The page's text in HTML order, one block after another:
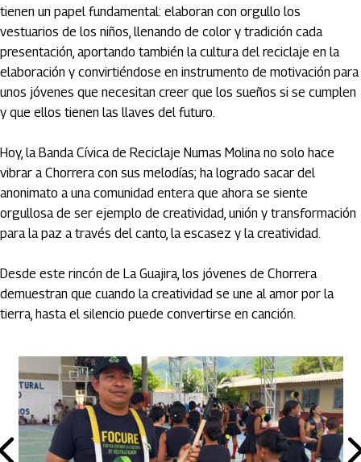
tienen un papel fundamental: elaboran con orgullo los
vestuarios de los niños, llenando de color y tradición cada
presentación, aportando también la cultura del reciclaje en la
elaboración y convirtiéndose en instrumento de motivación para
unos jóvenes que necesitan creer que los sueños si se cumplen
y que ellos tienen las llaves del futuro.
Hoy, la Banda Cívica de Reciclaje Numas Molina no solo hace
vibrar a Chorrera con sus melodías; ha logrado sacar del
anonimato a una comunidad entera que ahora se siente
orgullosa de ser ejemplo de creatividad, unión y transformación
para la paz a través del canto, la escasez y la creatividad.
Desde este rincón de La Guajira, los jóvenes de Chorrera
demuestran que cuando la creatividad se une al amor por la
tierra, hasta el silencio puede convertirse en canción.